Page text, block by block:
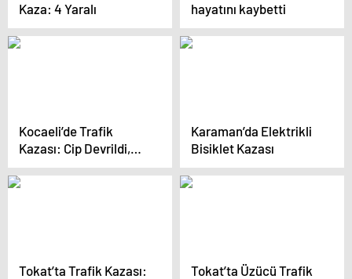
Kaza: 4 Yaralı
hayatını kaybetti
Kocaeli’de Trafik
Kazası: Cip Devrildi,
Sürücü Hayatını
Kaybetti
Karaman’da Elektrikli
Bisiklet Kazası
Tokat’ta Trafik Kazası:
Tokat’ta Üzücü Trafik